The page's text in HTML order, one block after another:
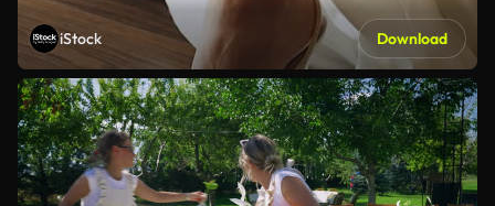
iStock Download